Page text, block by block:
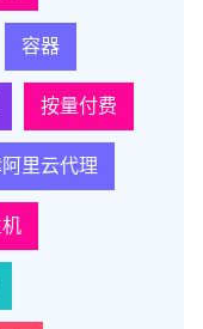
容器
按量付费
里云代理